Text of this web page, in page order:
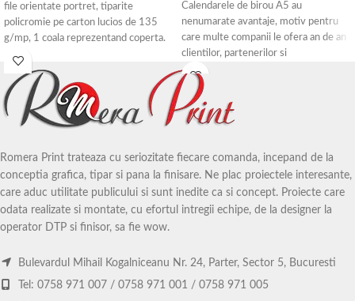
file orientate portret, tiparite
policromie pe carton lucios de 135
g/mp, 1 coala reprezentand coperta.
realizat din carton duplex de 300
gr/mp.
Personalizarea se realizeaza integral,
indiferent de cantitatea comanda,
particularitatile ei. Filele sunt tiparite
color pe o singura fata.
Dimensiunea calendarelor de perete
standard esteA3 (30×42 cm).
Comanda minima = 10 buc.
paginacalendare personalizate.
Calendarele de birou A5 au
nenumarate avantaje, motiv pentru
care multe companii le ofera an de an
clientilor, partenerilor si
colaboratorilor. Acestea indeplinesc,
pe langa functia principala de
organizare si de planificare a timpului
si rolul de instrument de marketing.
indiferent de cantitatea comandata,
astfel ca fiecare fila poate avea
particularitatile ei. Filele sunt tiparite
color pe o singura fata.
in configuratorul de produs sunt
singura fata. Imprimarea se poate
Romera Print trateaza cu seriozitate fiecare comanda, incepand de la
conceptia grafica, tipar si pana la finisare. Ne plac proiectele interesante,
care aduc utilitate publicului si sunt inedite ca si concept. Proiecte care
odata realizate si montate, cu efortul intregii echipe, de la designer la
operator DTP si finisor, sa fie wow.
Bulevardul Mihail Kogalniceanu Nr. 24, Parter, Sector 5, Bucuresti
Tel: 0758 971 007 / 0758 971 001 / 0758 971 005